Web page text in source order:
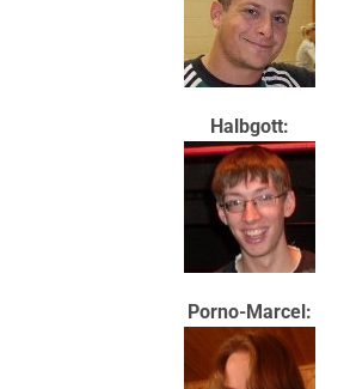
Halbgott:
Porno-Marcel: